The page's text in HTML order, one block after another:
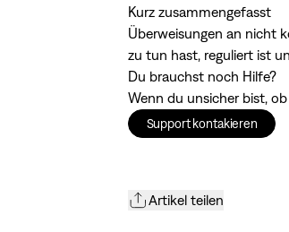
Kurz zusammengefasst
Überweisungen an nicht
zu tun hast, reguliert ist
Du brauchst noch Hilfe?
Wenn du unsicher bist,
Support kontakieren
Artikel teilen